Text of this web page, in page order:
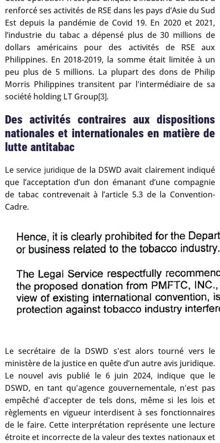
renforcé ses activités de RSE dans les pays d’Asie du Sud
Est depuis la pandémie de Covid 19. En 2020 et 2021,
l’industrie du tabac a dépensé plus de 30 millions de
dollars américains pour des activités de RSE aux
Philippines. En 2018-2019, la somme était limitée à un
peu plus de 5 millions. La plupart des dons de Philip
Morris Philippines transitent par l'intermédiaire de sa
société holding LT Group[3].
Des activités contraires aux dispositions
nationales et internationales en matière de
lutte antitabac
Leservice juridiquede la DSWD avait clairement indiqué
que l’acceptation d’un don émanant d’une compagnie
de tabac contrevenait à l’article 5.3 de la Convention-
Cadre.
Le secrétaire de la DSWD s'est alors tourné vers le
ministère de la justice en quête d’un autre avis juridique.
Le nouvel avis publié le 6 juin 2024, indique que le
DSWD, en tant qu'agence gouvernementale, n'est pas
empêché d'accepter de tels dons, même si les lois et
règlements en vigueur interdisent à ses fonctionnaires
de le faire. Cette interprétation représente une lecture
étroite et incorrecte de la valeur des textes nationaux et